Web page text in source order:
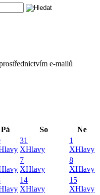
e-mailů
Pá So
Ne
31
XHlavy
1
XHlavy
7
XHlavy
8
XHlavy
14
XHlavy
15
XHlavy